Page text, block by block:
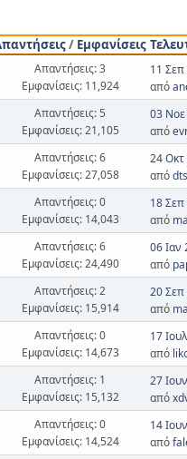
/ Εμφανίσεις
Απαντήσεις: 3
Εμφανίσεις: 11,924
11
από
Απαντήσεις: 5
Εμφανίσεις: 21,105
03
από
Απαντήσεις: 6
Εμφανίσεις: 27,058
24
από
Απαντήσεις: 0
Εμφανίσεις: 14,043
18
από
Απαντήσεις: 6
Εμφανίσεις: 24,490
06
από
Απαντήσεις: 2
Εμφανίσεις: 15,914
20
από
Απαντήσεις: 0
Εμφανίσεις: 14,673
17
από
Απαντήσεις: 1
Εμφανίσεις: 15,132
27
από
Απαντήσεις: 0
Εμφανίσεις: 14,524
14
από